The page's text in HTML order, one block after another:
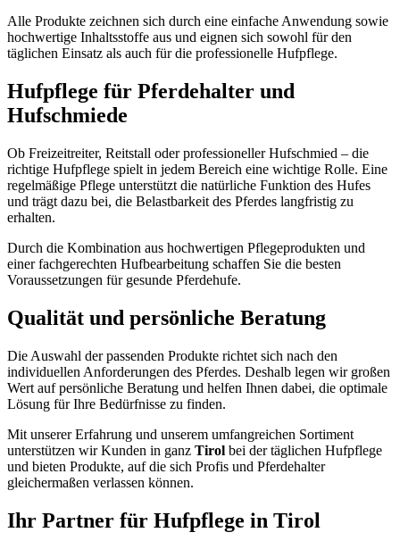
Alle Produkte zeichnen sich durch eine einfache Anwendung sowie
hochwertige Inhaltsstoffe aus und eignen sich sowohl für den
täglichen Einsatz als auch für die professionelle Hufpflege.
Hufpflege für Pferdehalter und
Hufschmiede
Ob Freizeitreiter, Reitstall oder professioneller Hufschmied – die
richtige Hufpflege spielt in jedem Bereich eine wichtige Rolle. Eine
regelmäßige Pflege unterstützt die natürliche Funktion des Hufes
und trägt dazu bei, die Belastbarkeit des Pferdes langfristig zu
erhalten.
Durch die Kombination aus hochwertigen Pflegeprodukten und
einer fachgerechten Hufbearbeitung schaffen Sie die besten
Voraussetzungen für gesunde Pferdehufe.
Qualität und persönliche Beratung
Die Auswahl der passenden Produkte richtet sich nach den
individuellen Anforderungen des Pferdes. Deshalb legen wir großen
Wert auf persönliche Beratung und helfen Ihnen dabei, die optimale
Lösung für Ihre Bedürfnisse zu finden.
Mit unserer Erfahrung und unserem umfangreichen Sortiment
unterstützen wir Kunden in ganz Tirol bei der täglichen Hufpflege
und bieten Produkte, auf die sich Profis und Pferdehalter
gleichermaßen verlassen können.
Ihr Partner für Hufpflege in Tirol